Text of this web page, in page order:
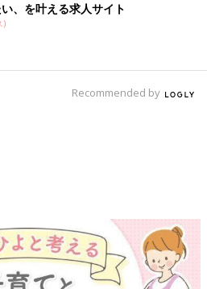
、を叶える求人サイト
)
Recommended by